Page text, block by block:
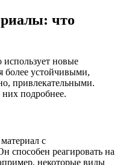
что
использует новые
более устойчивыми,
привлекательными.
подробнее.
с
способен реагировать на
некоторые виды